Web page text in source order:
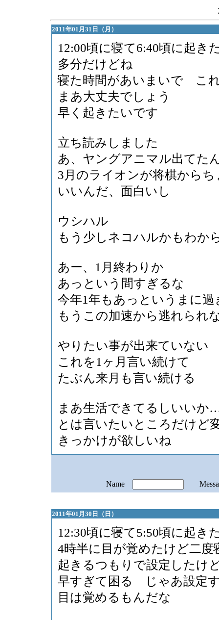
2011年01月31日（月）
12:00頃に寝て6:40頃に起き
多分だけどね
寝た時間があいまいで こ
まあ大丈夫でしょう
早く起きたいです
立ち読みしました
あ、ヤングアニマル出てた
3月のライオンが将棋から
いいんだ、面白いし
ウシハル
もう少しネコハルかもわか
あー、1月終わりか
あっという間すぎるな
今年1年もあっというまに
もうこの加速から逃れられ
やりたい事が出来ていない
これを1ヶ月言い続けて
たぶん来月も言い続ける
まあ生活できてるしいいか
とは言いたいところだけど
きっかけが欲しいね
Name
2011年01月30日（日）
12:30頃に寝て5:50頃に起き
4時半に目が覚めたけど二度
起きるつもりで設定したけ
早すぎて困る じゃあ設定
目は覚めるもんだな